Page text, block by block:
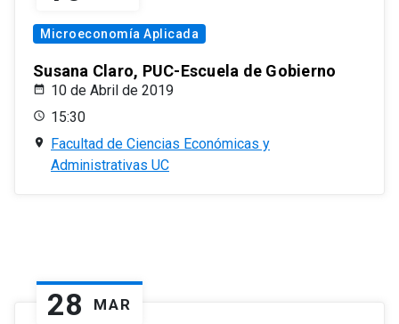
Microeconomía Aplicada
Susana Claro, PUC-Escuela de Gobierno
10 de Abril de 2019
15:30
Facultad de Ciencias Económicas y
Administrativas UC
28 MAR